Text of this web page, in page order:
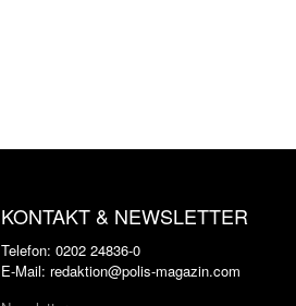
KONTAKT & NEWSLETTER
Telefon: 0202 24836-0
E-Mail: redaktion@polis-magazin.com